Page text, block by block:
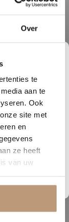
op
direct.
Over
te
aan te
Ook
site met
en
ze heeft
van uw